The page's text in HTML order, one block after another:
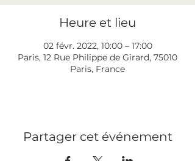
Heure et lieu
02 févr. 2022, 10:00 – 17:00
Paris, 12 Rue Philippe de Girard, 75010
Paris, France
Partager cet événement